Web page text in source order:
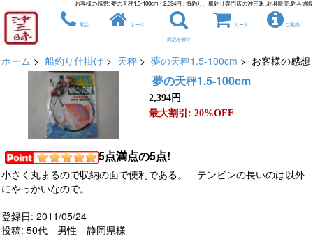
お客様の感想: 夢の天秤1.5-100cm - 2,394円 : 海釣り、船釣り専門店の沖三昧 ,釣具販売,釣具通販
電話 ホーム
商品を探す
カート ご案内
ホーム > 船釣り仕掛け > 天秤 > 夢の天秤1.5-100cm > お客様の感想
夢の天秤1.5-100cm
2,394円
最大割引: 20%OFF
5点満点の5点!
小さく丸まるので収納の面で便利である。 テンビンの長いのは以外
にやっかいなので。
登録日: 2011/05/24
投稿: 50代 男性 静岡県様